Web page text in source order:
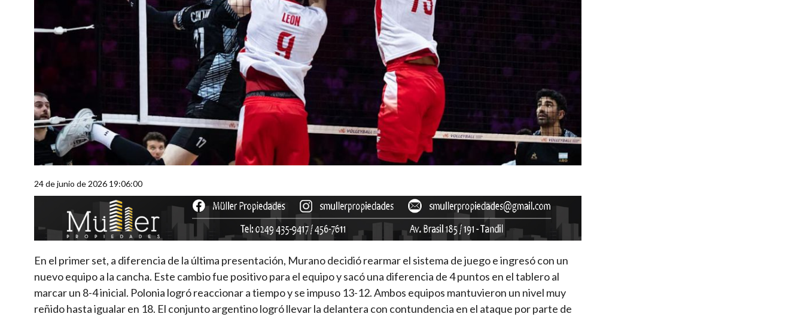
24 de junio de 2026 19:06:00
En el primer set, a diferencia de la última presentación, Murano decidió rearmar el sistema de juego e ingresó con un
nuevo equipo a la cancha. Este cambio fue positivo para el equipo y sacó una diferencia de 4 puntos en el tablero al
marcar un 8-4 inicial. Polonia logró reaccionar a tiempo y se impuso 13-12. Ambos equipos mantuvieron un nivel muy
reñido hasta igualar en 18. El conjunto argentino logró llevar la delantera con contundencia en el ataque por parte de